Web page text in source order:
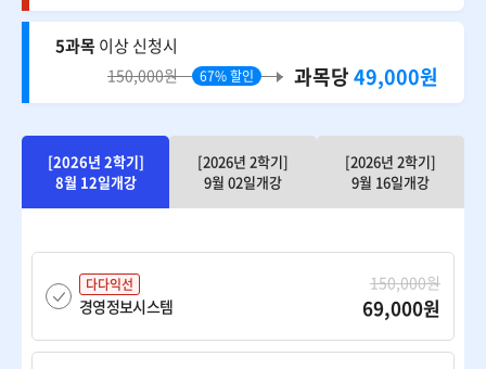
5과목이상 신청시
150,000원 67% 할인 과목당49,000원
[2026년 2학기]
8월 12일개강
[2026년 2학기]
9월 02일개강
[2026년 2학기]
9월 16일개강
다다익선
경영정보시스템
150,000원
69,000원